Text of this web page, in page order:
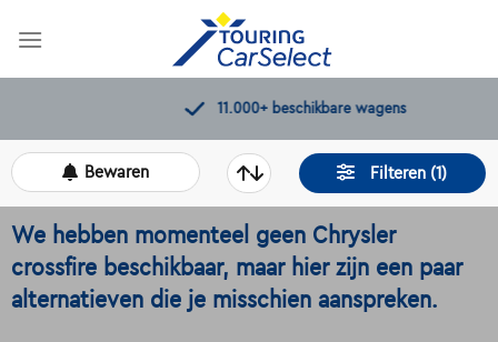
11.000+beschikbare wagens
Filteren (1)
Bewaren
We hebben momenteel geen Chrysler
crossfire beschikbaar, maar hier zijn een paar
alternatieven die je misschien aanspreken.